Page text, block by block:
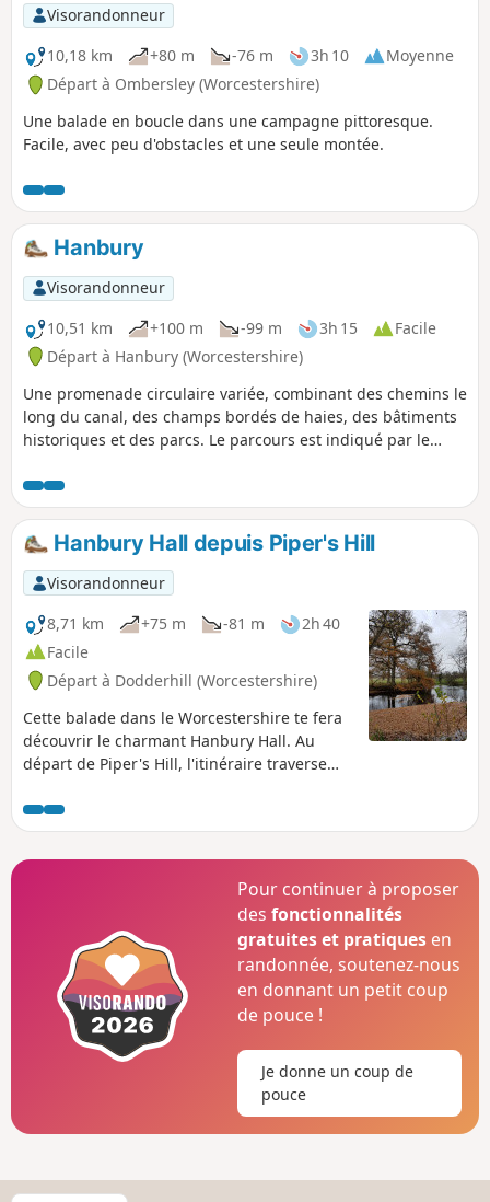
Visorandonneur
10,18 km
+80 m -76 m 3h 10
Moyenne
Départ à Ombersley (Worcestershire)
Une balade en boucle dans une campagne pittoresque.
Facile, avec peu d'obstacles et une seule montée.
Hanbury
Visorandonneur
10,51 km
+100 m -99 m 3h 15
Facile
Départ à Hanbury (Worcestershire)
Une promenade circulaire variée, combinant des chemins le
long du canal, des champs bordés de haies, des bâtiments
historiques et des parcs. Le parcours est indiqué par le
Hanbury Hall depuis Piper's Hill
Visorandonneur
8,71 km
+75 m -81 m
2h 40
Facile
Départ à Dodderhill (Worcestershire)
Cette balade dans le Worcestershire te fera
découvrir le charmant Hanbury Hall. Au
départ de Piper's Hill, l'itinéraire traverse
C'est une balade facile, avec très peu de
dénivelé. Elle est aussi parfaite pour ceux
qui veulent s'initier à l'utilisation d'une
Pour continuer à proposer
desfonctionnalités
gratuites et pratiques en
randonnée, soutenez-nous
en donnant un petit coup
de pouce !
Je donne un coup de
pouce